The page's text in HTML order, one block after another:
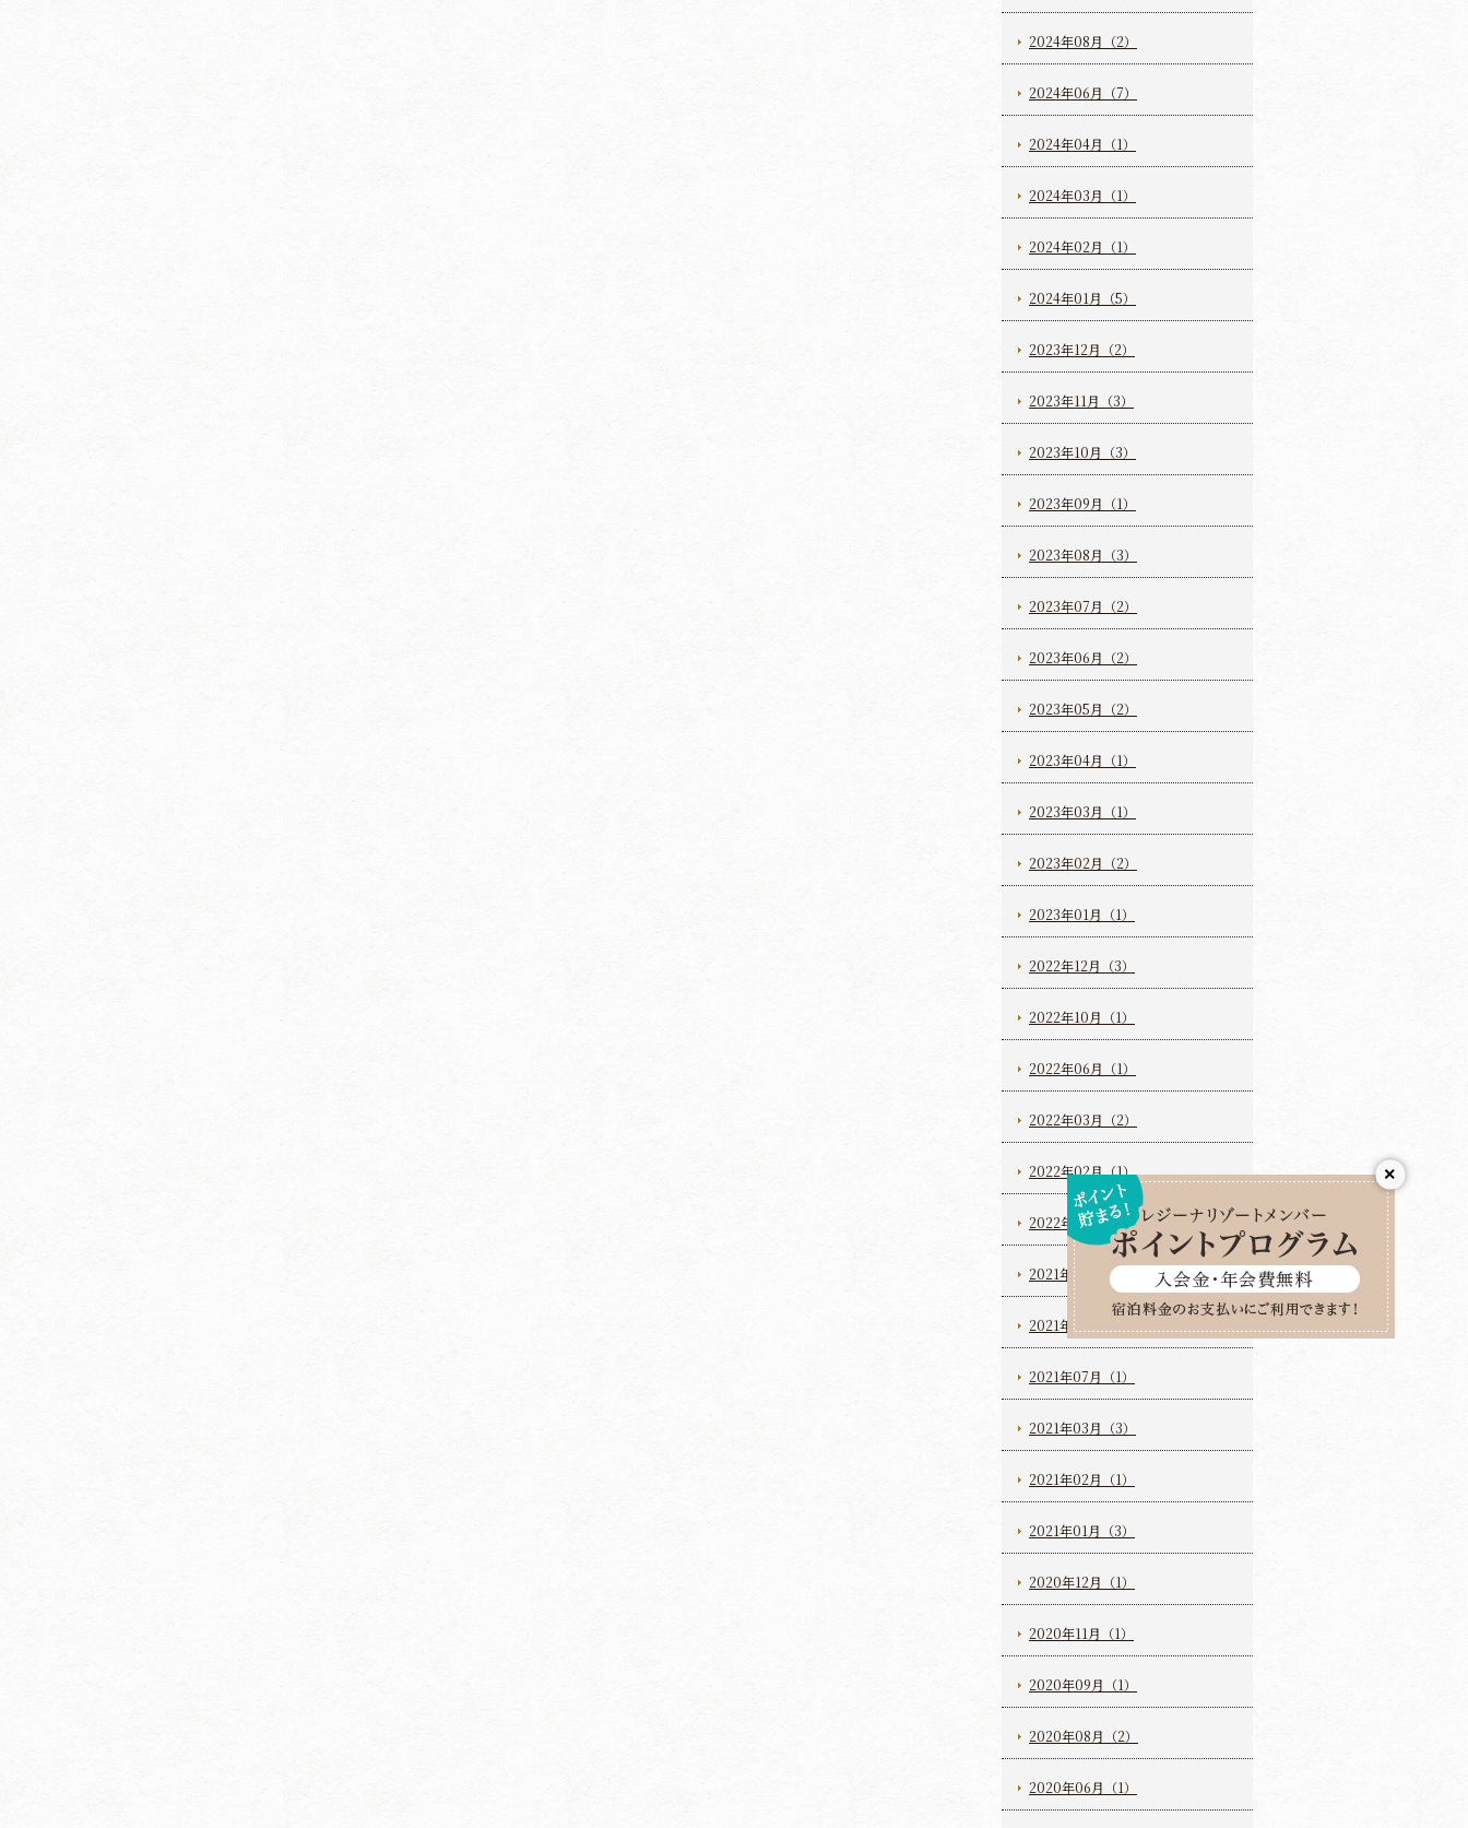
2024年08月（2）
2024年06月（7）
2024年04月（1）
2024年03月（1）
2024年02月（1）
2024年01月（5）
2023年12月（2）
2023年11月（3）
2023年10月（3）
2023年09月（1）
2023年08月（3）
2023年07月（2）
2023年06月（2）
2023年05月（2）
2023年04月（1）
2023年03月（1）
2023年02月（2）
2023年01月（1）
2022年12月（3）
2022年10月（1）
2022年06月（1）
2022年03月（2）
2022年02月（1）
2022年01月（3）
2021年10月（2）
2021年08月（2）
2021年07月（1）
2021年03月（3）
2021年02月（1）
2021年01月（3）
2020年12月（1）
2020年11月（1）
2020年09月（1）
2020年08月（2）
2020年06月（1）
×